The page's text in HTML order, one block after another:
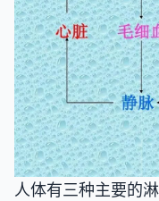
人体有三种主要的